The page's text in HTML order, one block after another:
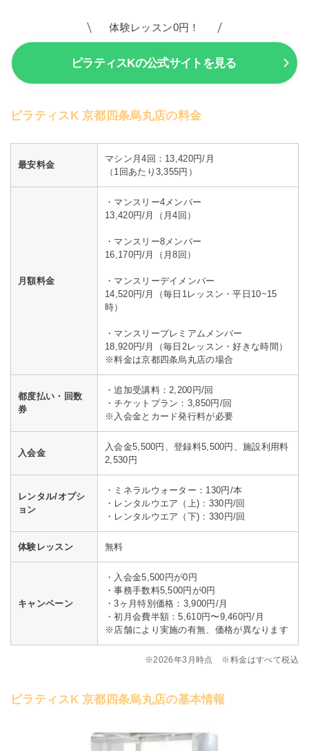
体験レッスン0円！
ピラティスKの公式サイトを見る
ピラティスK 京都四条烏丸店の料金
最安料金
マシン月4回：13,420円/月
（1回あたり3,355円）
月額料金
・マンスリー4メンバー
13,420円/月（月4回）
・マンスリー8メンバー
16,170円/月（月8回）
・マンスリーデイメンバー
14,520円/月（毎日1レッスン・平日10~15
時）
・マンスリープレミアムメンバー
18,920円/月（毎日2レッスン・好きな時間）
※料金は京都四条烏丸店の場合
都度払い・回数
券
・追加受講料：2,200円/回
・チケットプラン：3,850円/回
※入会金とカード発行料が必要
入会金
入会金5,500円、登録料5,500円、施設利用料
2,530円
レンタル/オプシ
ョン
・ミネラルウォーター：130円/本
・レンタルウエア（上)：330円/回
・レンタルウエア（下)：330円/回
体験レッスン 無料
キャンペーン
・入会金5,500円が0円
・事務手数料5,500円が0円
・3ヶ月特別価格：3,900円/月
・初月会費半額：5,610円〜9,460円/月
※店舗により実施の有無、価格が異なります
※2026年3月時点 ※料金はすべて税込
ピラティスK 京都四条烏丸店の基本情報